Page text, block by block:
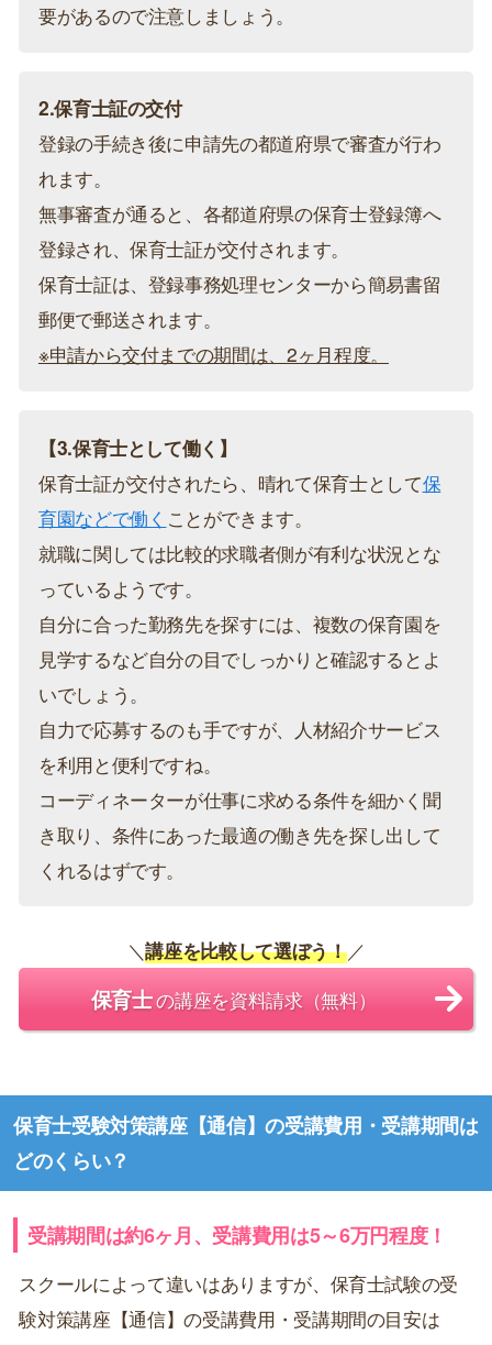
要があるので注意しましょう。
2.保育士証の交付
登録の手続き後に申請先の都道府県で審査が行わ
れます。
無事審査が通ると、各都道府県の保育士登録簿へ
登録され、保育士証が交付されます。
保育士証は、登録事務処理センターから簡易書留
郵便で郵送されます。
※申請から交付までの期間は、2ヶ月程度。
【3.保育士として働く】
保育士証が交付されたら、晴れて保育士として保
育園などで働く ことができます。
就職に関しては比較的求職者側が有利な状況とな
っているようです。
自分に合った勤務先を探すには、複数の保育園を
見学するなど自分の目でしっかりと確認するとよ
いでしょう。
自力で応募するのも手ですが、人材紹介サービス
を利用と便利ですね。
コーディネーターが仕事に求める条件を細かく聞
き取り、条件にあった最適の働き先を探し出して
くれるはずです。
＼講座を比較して選ぼう！／
保育士の講座を資料請求（無料）
保育士受験対策講座【通信】の受講費用・受講期間は
どのくらい？
受講期間は約6ヶ月、受講費用は5～6万円程度！
スクールによって違いはありますが、保育士試験の受
験対策講座【通信】の受講費用・受講期間の目安は